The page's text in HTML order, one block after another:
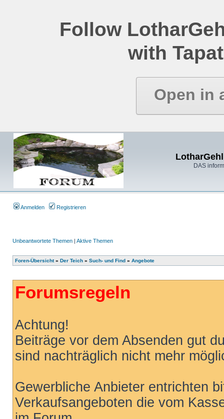
Follow
with
Open in
DAS
Anmelden Registrieren
Unbeantwortete Themen | Aktive Themen
Foren-Übersicht» Der Teich » Such- und Find » Angebote
Forumsregeln
Achtung!
Beiträge vor dem Absenden gut
sind nachträglich nicht mehr
Gewerbliche Anbieter entrichten
Verkaufsangeboten die vom